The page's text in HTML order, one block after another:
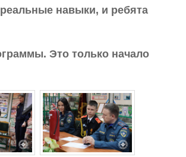
навыки, и ребята
Это только начало